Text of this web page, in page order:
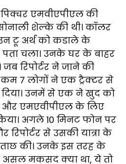
पिक्चर एमवीएपीएल की
शेल्के की थी। कॉलर
टू अर्थ को कडाले के
चला। उनके घर के बाहर
जब रिपोर्टर ने जाने की
7 लोगों ने एक ट्रैक्टर से
उनमें से एक ने खुद को
और एमएवीपीएल के लिए
अगले 10 मिनट फोन पर
रिपोर्टर से उसकी यात्रा के
की। उनके इस तरह के
असल मकसद क्या था, ये तो